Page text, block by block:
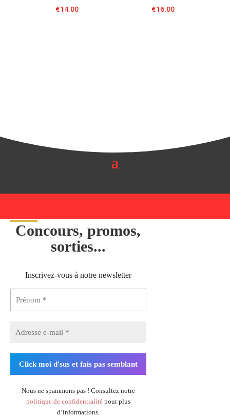
€14.00 €16.00
Concours, promos,
sorties...
Inscrivez-vous à notre newsletter
Nous ne spammons pas ! Consultez notre
politique de confidentialitépour plus
d’informations.